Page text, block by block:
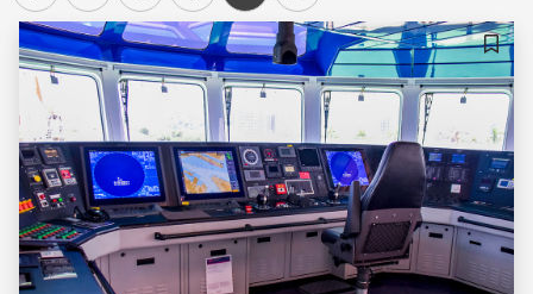
儲存